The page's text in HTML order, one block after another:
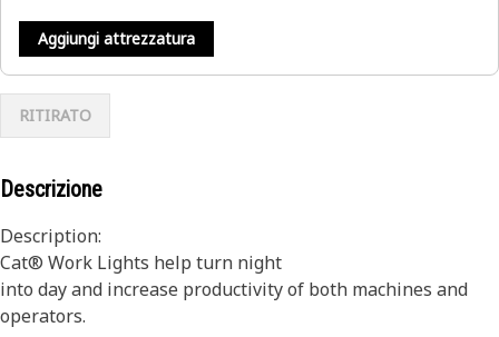
Aggiungi attrezzatura
RITIRATO
Descrizione
Description:
Cat® Work Lights help turn night
into day and increase productivity of both machines and
operators.